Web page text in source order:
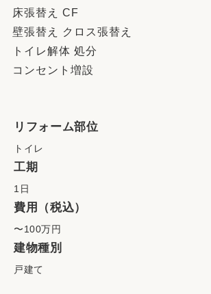
床張替え CF
壁張替え クロス張替え
トイレ解体 処分
コンセント増設
リフォーム部位
トイレ
工期
1日
費用（税込）
〜100万円
建物種別
戸建て